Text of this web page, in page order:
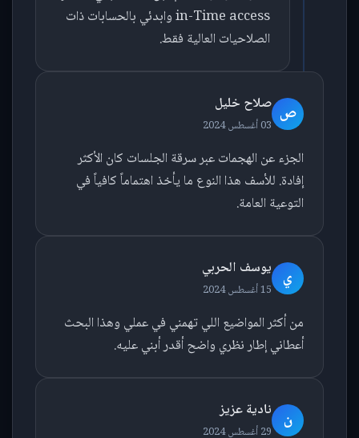
in-Time access وابدئي بالحسابات ذات
الصلاحيات العالية فقط.
ص صلاح خليل
03 أغسطس 2024
الجزء عن الهجمات عبر سرقة الجلسات كان الأكثر
إفادة. للأسف هذا النوع ما يأخذ اهتماماً كافياً في
التوعية العامة.
ي يوسف الحربي
15 أغسطس 2024
من أكثر المواضيع اللي تهمني في عملي وهذا البحث
أعطاني إطار نظري واضح أقدر أبني عليه.
ن نادية عزيز
29 أغسطس 2024